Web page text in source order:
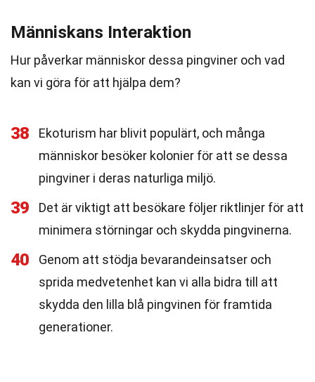
Människans Interaktion
Hur påverkar människor dessa pingviner och vad
kan vi göra för att hjälpa dem?
38
Ekoturism har blivit populärt, och många
människor besöker kolonier för att se dessa
pingviner i deras naturliga miljö.
39
Det är viktigt att besökare följer riktlinjer för att
minimera störningar och skydda pingvinerna.
40
Genom att stödja bevarandeinsatser och
sprida medvetenhet kan vi alla bidra till att
skydda den lilla blå pingvinen för framtida
generationer.